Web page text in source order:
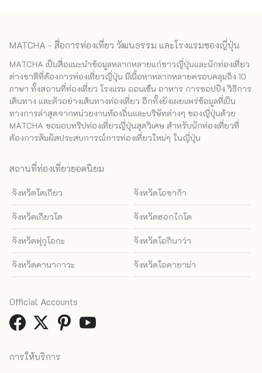
MATCHA - สื่อการท่องเที่ยว วัฒนธรรม และโรงแรมของญี่ปุ่น
MATCHA เป็นสื่อแนะนำข้อมูลหลากหลายแก่ชาวญี่ปุ่นและนักท่องเที่ยว
ต่างชาติที่ต้องการท่องเที่ยวญี่ปุ่น มีเนื้อหาหลากหลายครอบคลุมถึง 10
ภาษา ทั้งสถานที่ท่องเที่ยว โรงแรม ออนเซ็น อาหาร การชอปปิง วิธีการ
เดินทาง และตัวอย่างเส้นทางท่องเที่ยว อีกทั้งยังเผยแพร่ข้อมูลที่เป็น
ทางการล่าสุดจากหน่วยงานท้องถิ่นและบริษัทต่างๆ ของญี่ปุ่นด้วย
MATCHA ขอมอบทริปท่องเที่ยวญี่ปุ่นสุดวิเศษ สำหรับนักท่องเที่ยวที่
ต้องการสัมผัสประสบการณ์การท่องเที่ยวใหม่ๆ ในญี่ปุ่น
สถานที่ท่องเที่ยวยอดนิยม
จังหวัดโตเกียว จังหวัดโอซาก้า
จังหวัดเกียวโต จังหวัดฮอกไกโด
จังหวัดฟุกุโอกะ จังหวัดโอกินาว่า
จังหวัดคานากาวะ จังหวัดโอคายาม่า
การให้บริการ
Official Accounts